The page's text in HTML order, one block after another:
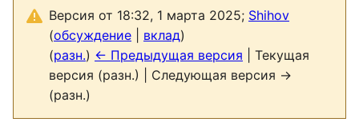
Версия от 18:32, 1 марта 2025; Shihov
(обсуждение вклад)
(разн.) ← Предыдущая версия | Текущая
версия (разн.) | Следующая версия →
(разн.)